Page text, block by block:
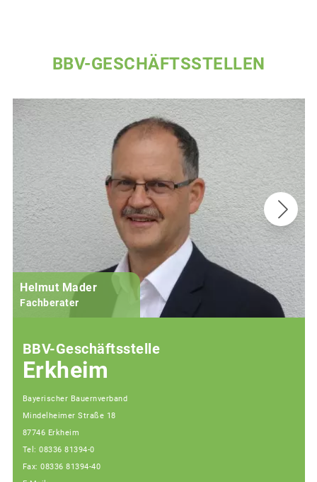
BBV-GESCHÄFTSSTELLEN
Helmut Mader
Fachberater
BBV-Geschäftsstelle
Erkheim
Bayerischer Bauernverband
Mindelheimer Straße 18
87746 Erkheim
Tel: 08336 81394-0
Fax: 08336 81394-40